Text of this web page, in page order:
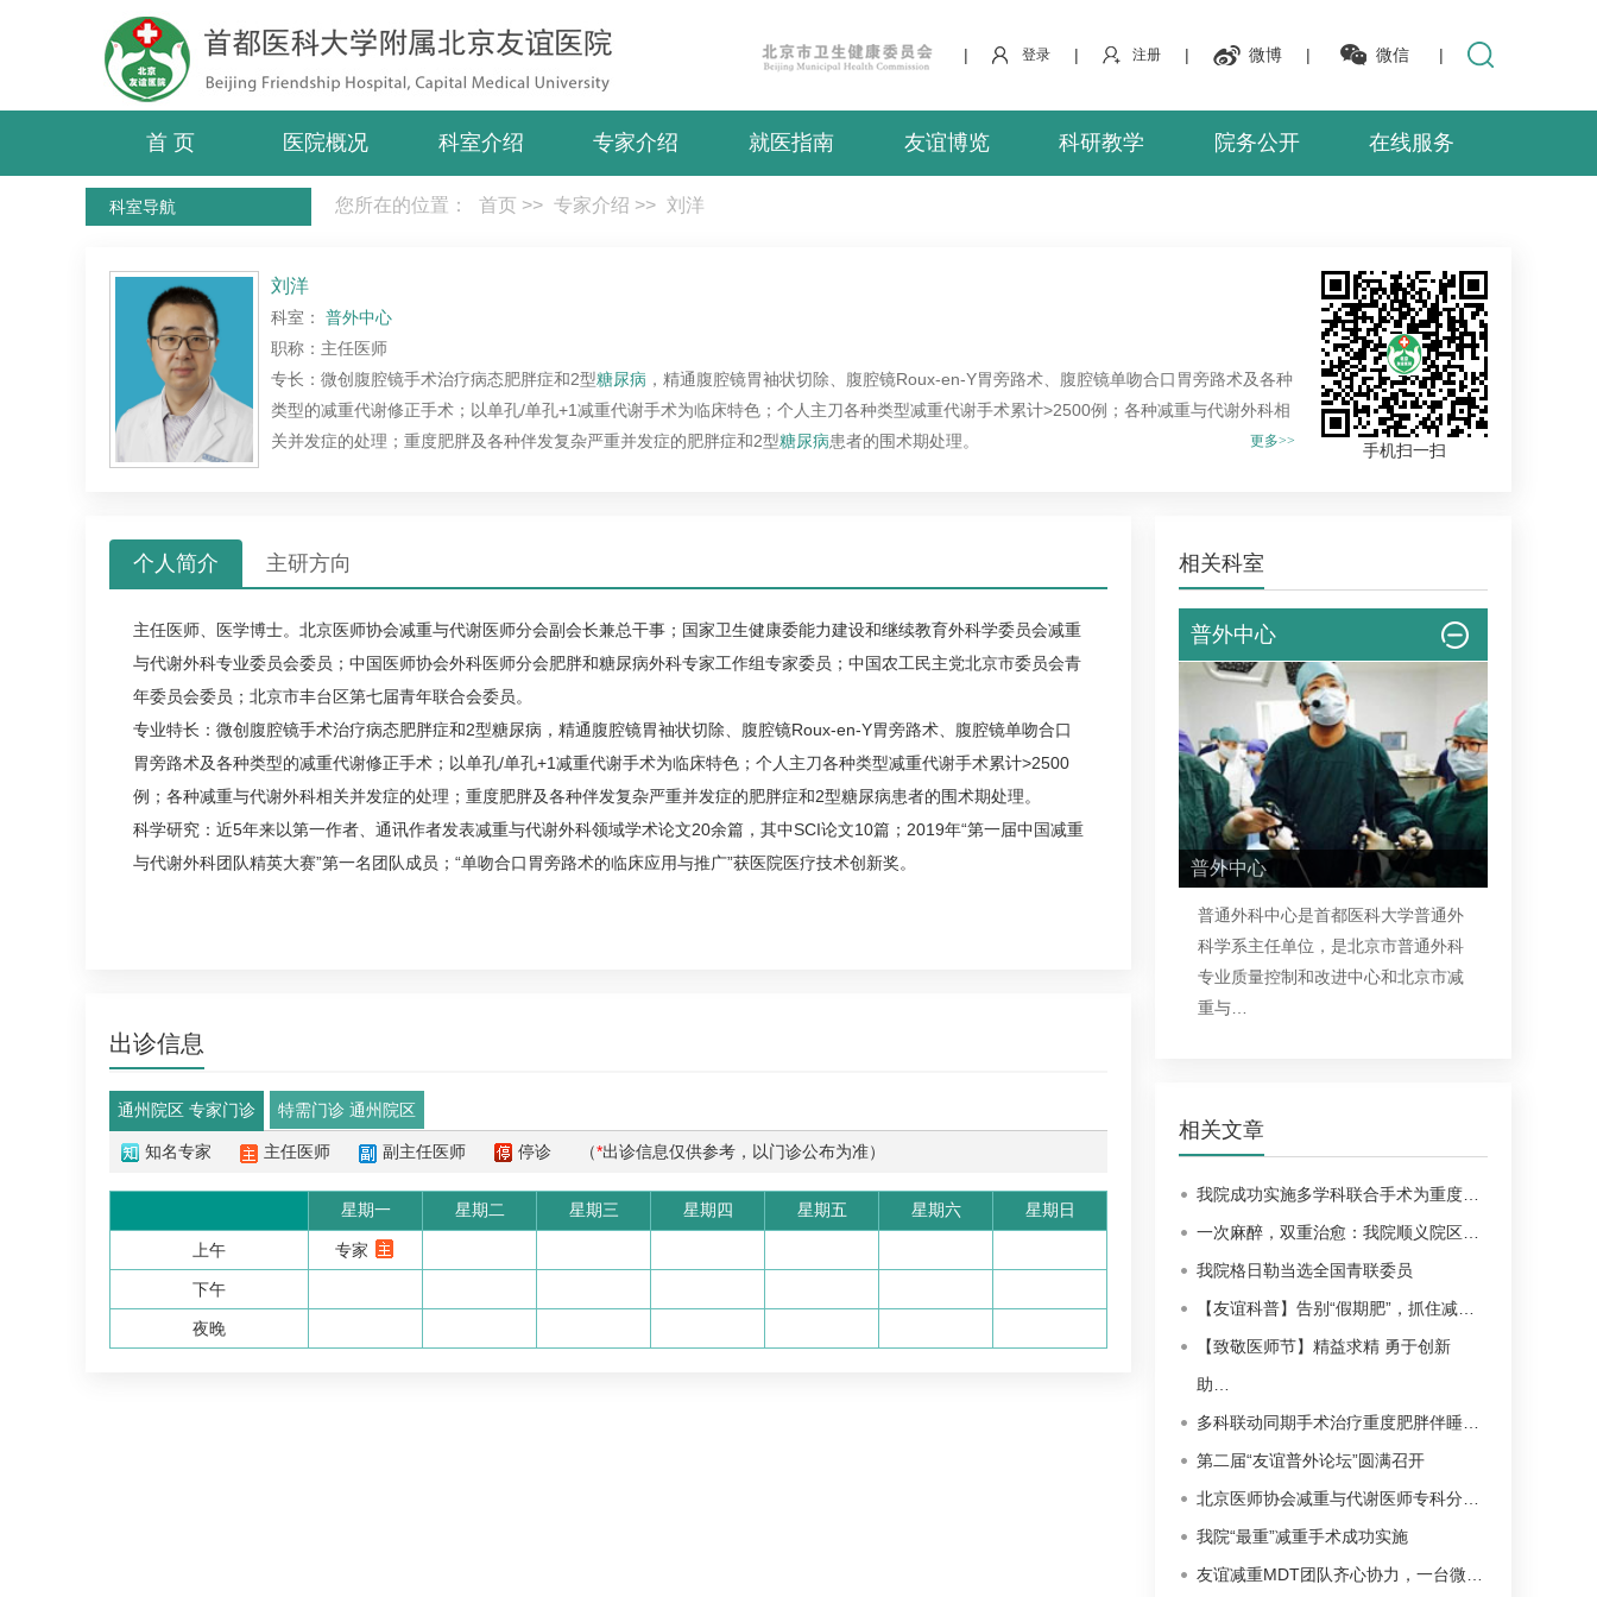
| 登录 | 注册 | 微博 | 微信 |
首 页 医院概况 科室介绍 专家介绍 就医指南 友谊博览 科研教学 院务公开 在线服务
您所在的位置： 首页 >> 专家介绍 >> 刘洋
科室导航
刘洋
科室： 普外中心
职称：主任医师
专长：微创腹腔镜手术治疗病态肥胖症和2型糖尿病 ，精通腹腔镜胃袖状切除、腹腔镜Roux-en-Y胃旁路术、腹腔镜单吻合口胃旁路术及各种
类型的减重代谢修正手术；以单孔/单孔+1减重代谢手术为临床特色；个人主刀各种类型减重代谢手术累计>2500例；各种减重与代谢外科相
关并发症的处理；重度肥胖及各种伴发复杂严重并发症的肥胖症和2型糖尿病患者的围术期处理。 更多>> 手机扫一扫
个人简介 主研方向
主任医师、医学博士。北京医师协会减重与代谢医师分会副会长兼总干事；国家卫生健康委能力建设和继续教育外科学委员会减重
与代谢外科专业委员会委员；中国医师协会外科医师分会肥胖和糖尿病外科专家工作组专家委员；中国农工民主党北京市委员会青
年委员会委员；北京市丰台区第七届青年联合会委员。
专业特长：微创腹腔镜手术治疗病态肥胖症和2型糖尿病 ，精通腹腔镜胃袖状切除、腹腔镜Roux-en-Y胃旁路术、腹腔镜单吻合口
胃旁路术及各种类型的减重代谢修正手术；以单孔/单孔+1减重代谢手术为临床特色；个人主刀各种类型减重代谢手术累计>2500
例；各种减重与代谢外科相关并发症的处理；重度肥胖及各种伴发复杂严重并发症的肥胖症和2型糖尿病患者的围术期处理。
科学研究：近5年来以第一作者、通讯作者发表减重与代谢外科领域学术论文20余篇，其中SCI论文10篇；2019年“第一届中国减重
与代谢外科团队精英大赛”第一名团队成员；“单吻合口胃旁路术的临床应用与推广”获医院医疗技术创新奖。
出诊信息
通州院区 专家门诊 特需门诊 通州院区
知名专家 主任医师 副主任医师 停诊 （*出诊信息仅供参考，以门诊公布为准）
星期一 星期二 星期三 星期四 星期五 星期六 星期日
上午 专家
下午
夜晚
相关科室
普外中心
普外中心
普通外科中心是首都医科大学普通外
科学系主任单位，是北京市普通外科
专业质量控制和改进中心和北京市减
重与…
相关文章
我院成功实施多学科联合手术为重度…
一次麻醉，双重治愈：我院顺义院区…
我院格日勒当选全国青联委员
【友谊科普】告别“假期肥”，抓住减…
【致敬医师节】精益求精 勇于创新
助…
多科联动同期手术治疗重度肥胖伴睡…
第二届“友谊普外论坛”圆满召开
北京医师协会减重与代谢医师专科分…
我院“最重”减重手术成功实施
友谊减重MDT团队齐心协力，一台微…